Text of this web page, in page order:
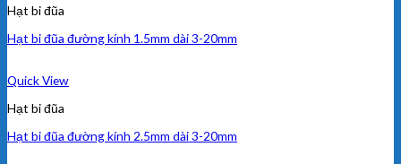
Hạt bi đũa
Hạt bi đũa đường kính 1.5mm dài 3-20mm
Quick View
Hạt bi đũa
Hạt bi đũa đường kính 2.5mm dài 3-20mm